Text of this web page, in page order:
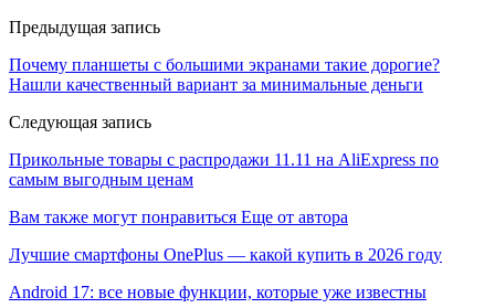
Предыдущая запись
Почему планшеты с большими экранами такие дорогие?
Нашли качественный вариант за минимальные деньги
Следующая запись
Прикольные товары с распродажи 11.11 на AliExpress по
самым выгодным ценам
Вам также могут понравиться Еще от автора
Лучшие смартфоны OnePlus — какой купить в 2026 году
Android 17: все новые функции, которые уже известны